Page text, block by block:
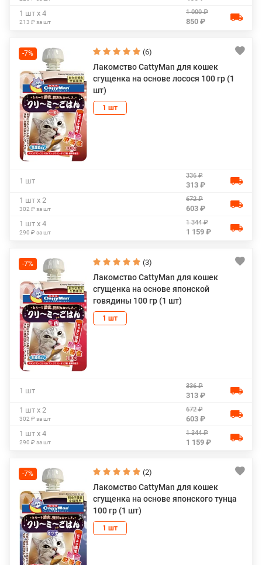
1 шт х 4
213 ₽ за шт
1 000 ₽
850 ₽
-7% (6)
Лакомство CattyMan для кошек
сгущенка на основе лосося 100 гр (1
шт)
1 шт
1 шт
336 ₽
313 ₽
1 шт х 2
302 ₽ за шт
672 ₽
603 ₽
1 шт х 4
290 ₽ за шт
1 344 ₽
1 159 ₽
-7% (3)
Лакомство CattyMan для кошек
сгущенка на основе японской
говядины 100 гр (1 шт)
1 шт
1 шт
336 ₽
313 ₽
1 шт х 2
302 ₽ за шт
672 ₽
603 ₽
1 шт х 4
290 ₽ за шт
1 344 ₽
1 159 ₽
-7% (2)
Лакомство CattyMan для кошек
сгущенка на основе японского тунца
100 гр (1 шт)
1 шт